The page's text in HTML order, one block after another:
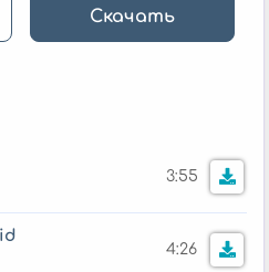
Скачать
3:55
4:26